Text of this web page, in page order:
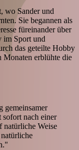
wo Sander und
Sie begannen als
füreinander über
im Sport und
das geteilte Hobby
Monaten erblühte die
gemeinsamer
sofort nach einer
natürliche Weise